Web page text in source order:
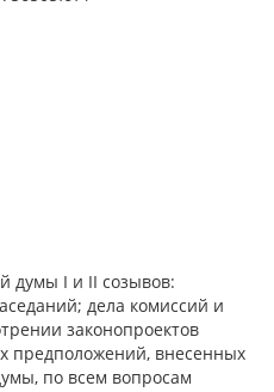
думы I и II созывов:
дела комиссий и
законопроектов
предположений, внесенных
по всем вопросам